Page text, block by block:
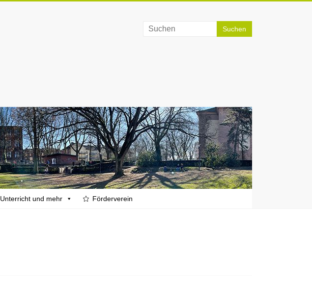
Unterricht und mehr Förderverein